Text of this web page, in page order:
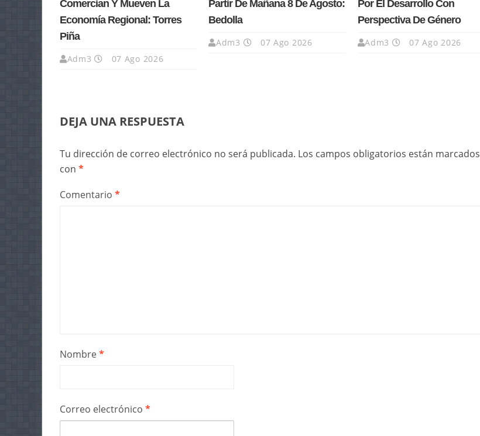
Comercian Y Mueven La
Economía Regional: Torres
Piña
Adm3 07 Ago 2026
Partir De Mañana 8 De Agosto:
Bedolla
Adm3 07 Ago 2026
Por El Desarrollo Con
Perspectiva De Género
Adm3 07 Ago 2026
DEJA UNA RESPUESTA
Tu dirección de correo electrónico no será publicada. Los campos obligatorios están marcados
con *
Comentario *
Nombre*
Correo electrónico *